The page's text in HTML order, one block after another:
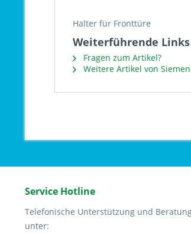
Halter für Fronttüre
Weiterführende Links
Fragen zum Artikel?
Weitere Artikel von
Service Hotline
Telefonische Unterstützung und
unter: